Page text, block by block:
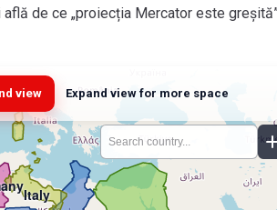
de ce „proiecția Mercator este
view Expand view for more space
Italy